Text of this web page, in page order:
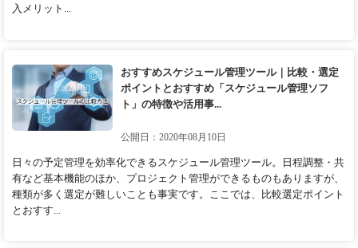
入メリット...
おすすめスケジュール管理ツール｜比較・選定
ポイントとおすすめ「スケジュール管理ソフ
ト」の特徴や活用事...
公開日：2020年08月10日
日々の予定管理を効率化できるスケジュール管理ツール。日程調整・共
有など基本機能のほか、プロジェクト管理ができるものもありますが、
種類が多く選定が難しいことも事実です。ここでは、比較選定ポイント
とおすす...